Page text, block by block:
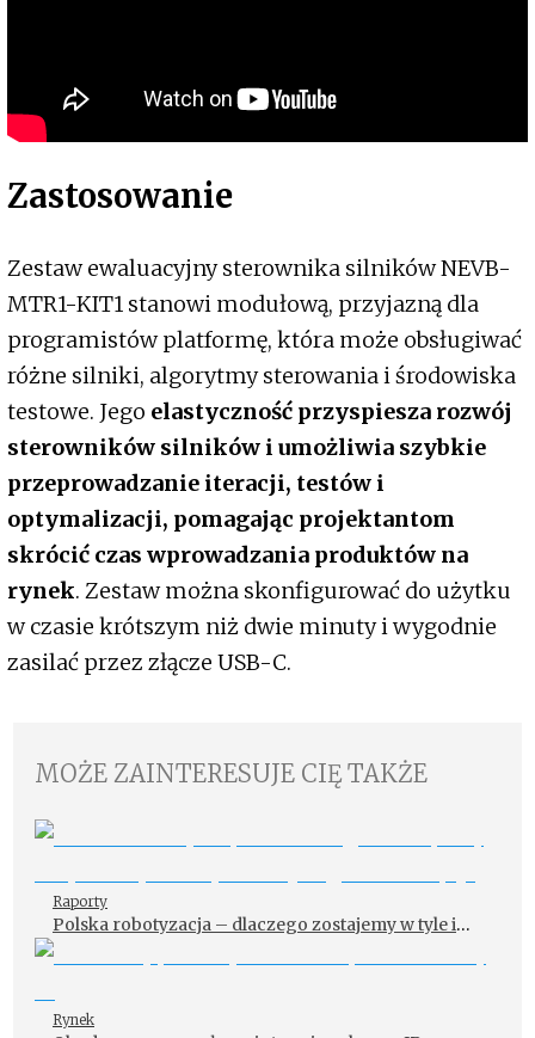
Zastosowanie
Zestaw ewaluacyjny sterownika silników NEVB-
MTR1-KIT1 stanowi modułową, przyjazną dla
programistów platformę, która może obsługiwać
różne silniki, algorytmy sterowania i środowiska
testowe. Jego elastyczność przyspiesza rozwój
sterowników silników i umożliwia szybkie
przeprowadzanie iteracji, testów i
optymalizacji, pomagając projektantom
skrócić czas wprowadzania produktów na
rynek. Zestaw można skonfigurować do użytku
w czasie krótszym niż dwie minuty i wygodnie
zasilać przez złącze USB-C.
MOŻE ZAINTERESUJE CIĘ TAKŻE
Raporty
Polska robotyzacja – dlaczego zostajemy w tyle i
czy mamy szansę dogonić Europę?
Rynek